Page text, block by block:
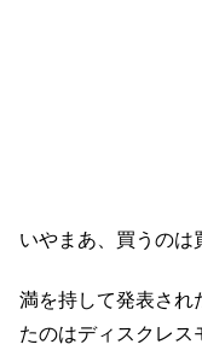
いやまあ、買うのは
満を持して発表され
たのはディスクレス